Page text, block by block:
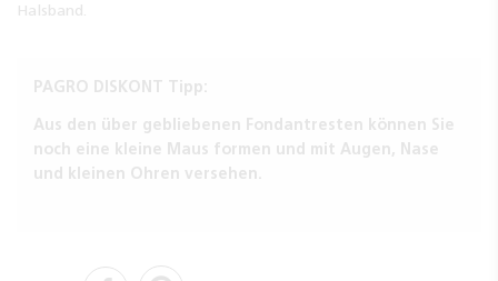
Halsband.
PAGRO DISKONT Tipp:
Aus den über gebliebenen Fondantresten können Sie
noch eine kleine Maus formen und mit Augen, Nase
und kleinen Ohren versehen.